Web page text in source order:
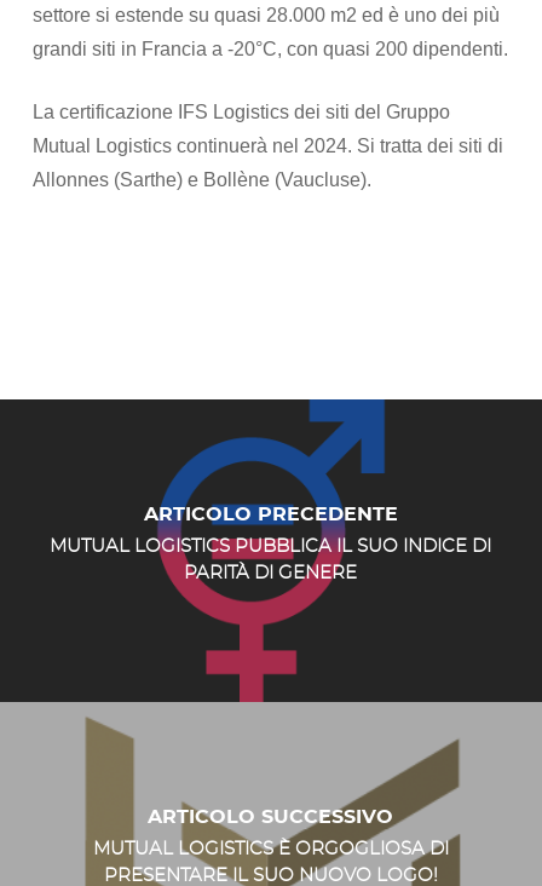
settore si estende su quasi 28.000 m2 ed è uno dei più
grandi siti in Francia a -20°C, con quasi 200 dipendenti.
La certificazione IFS Logistics dei siti del Gruppo
Mutual Logistics continuerà nel 2024. Si tratta dei siti di
Allonnes (Sarthe) e Bollène (Vaucluse).
ARTICOLO PRECEDENTE
MUTUAL LOGISTICS PUBBLICA IL SUO INDICE DI
PARITÀ DI GENERE
ARTICOLO SUCCESSIVO
MUTUAL LOGISTICS È ORGOGLIOSA DI
PRESENTARE IL SUO NUOVO LOGO!